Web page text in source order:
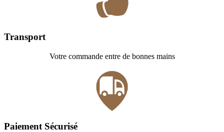
Transport
Votre commande entre de bonnes mains
Paiement Sécurisé